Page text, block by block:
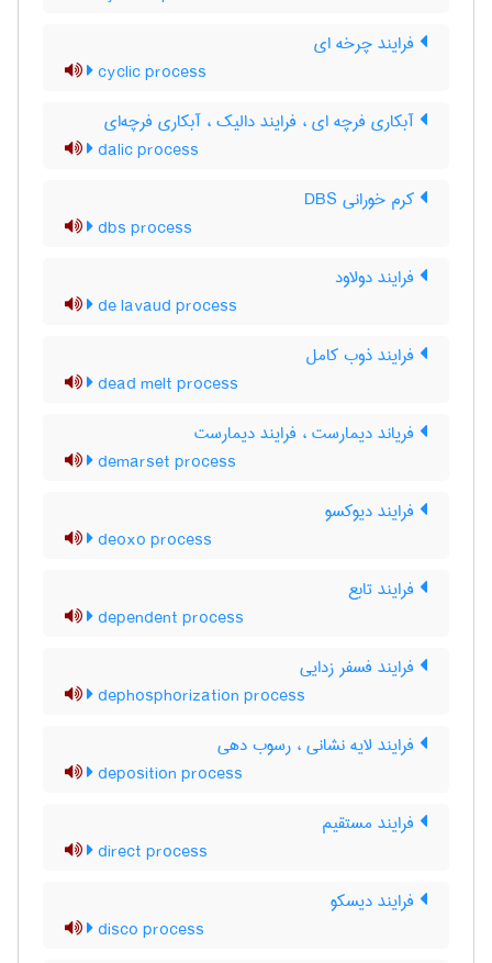
فرایند چرخه ای
cyclic process
آبکاری فرچه ای ، فرایند دالیک ، آبکاری فرچه‌ای
dalic process
کرم خورانی DBS
dbs process
فرایند دولاود
de lavaud process
فرایند ذوب کامل
dead melt process
فریاند دیمارست ، فرایند دیمارست
demarset process
فرایند دیوکسو
deoxo process
فرایند تابع
dependent process
فرایند فسفر زدایی
dephosphorization process
فرایند لایه نشانی ، رسوب دهی
deposition process
فرایند مستقیم
direct process
فرایند دیسکو
disco process